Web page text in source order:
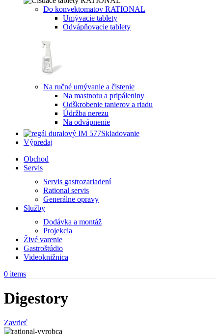
Do konvektomatov RATIONAL
Umývacie tablety
Odvápňovacie tablety
Na ručné umývanie a čistenie
Na mastnotu a pripáleniny
Odškrobenie tanierov a riadu
Údržba nerezu
Na odvápnenie
Skladovanie
Výpredaj
Obchod
Servis
Servis gastrozariadení
Rational servis
Generálne opravy
Služby
Dodávka a montáž
Projekcia
Živé varenie
Gastroštúdio
Videoknižnica
0 items
Digestory
Zavrieť